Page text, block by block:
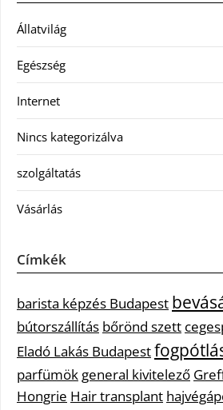
Állatvilág
Egészség
Internet
Nincs kategorizálva
szolgáltatás
Vásárlás
Címkék
barista képzés Budapest
bútorszállítás bőrönd szett
Eladó Lakás Budapest
parfümök general kivitelező
Hongrie Hair transplant